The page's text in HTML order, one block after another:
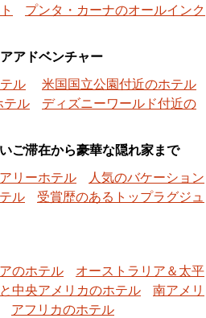
プンタ・カーナのオールインク
アドベンチャー
ル
米国国立公園付近のホテル
テル
ディズニーワールド付近の
ご滞在から豪華な隠れ家まで
リーホテル
人気のバケーション
ル
受賞歴のあるトップラグジュ
のホテル
オーストラリア＆太平
中央アメリカのホテル
南アメリ
アフリカのホテル